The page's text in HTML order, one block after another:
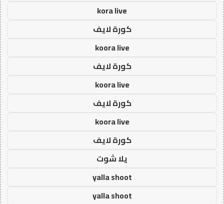
kora live
كورة لايف
koora live
كورة لايف
koora live
كورة لايف
koora live
كورة لايف
يلا شوت
yalla shoot
yalla shoot